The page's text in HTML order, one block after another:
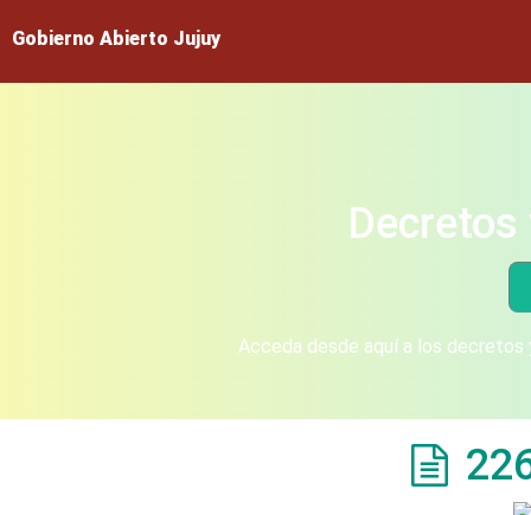
Gobierno Abierto Jujuy
Acceda desde aquí a los